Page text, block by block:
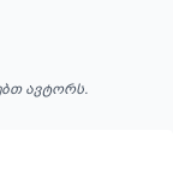
ავტორს.